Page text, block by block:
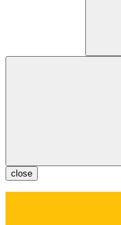
close